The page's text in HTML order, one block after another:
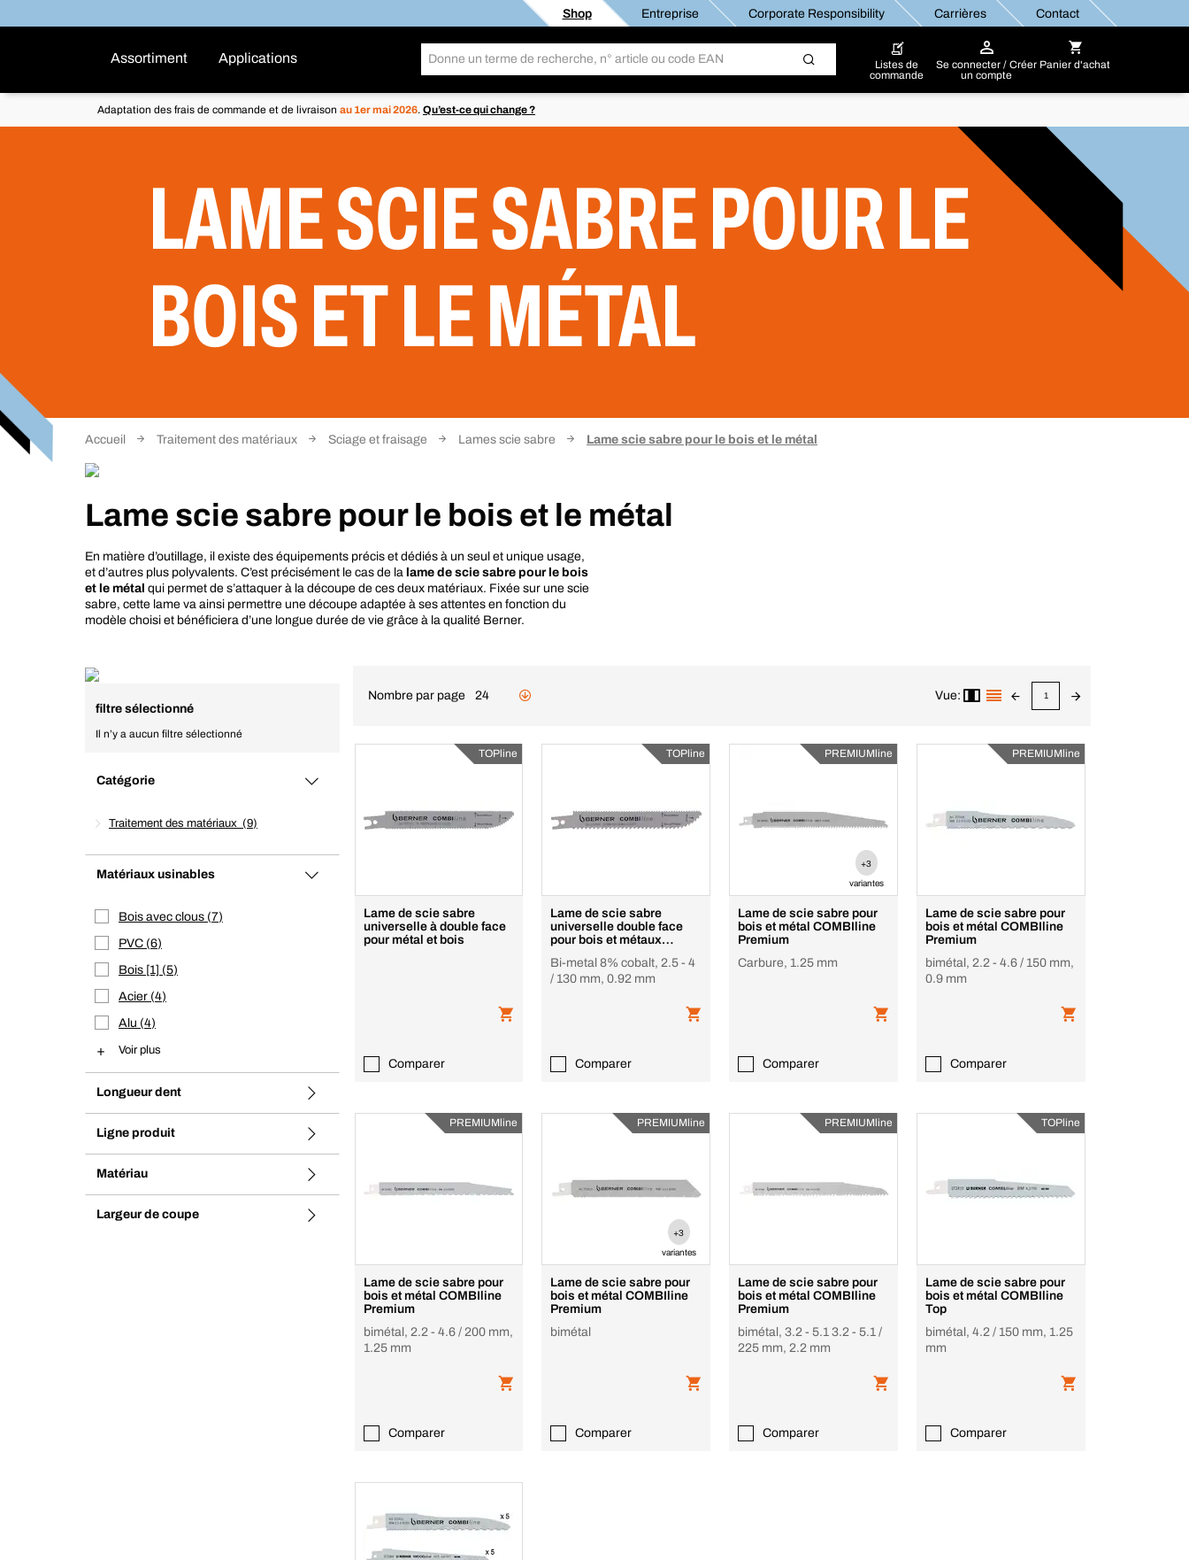
Shop Entreprise Corporate Responsibility Carrières Contact
Assortiment Applications
Listes de
commande
Se connecter / Créer
un compte
Panier d'achat
Adaptation des frais de commande et de livraison au 1er mai 2026. Qu’est-ce qui change ?
LAME SCIE SABRE POUR LE
BOIS ET LE MÉTAL
Accueil Traitement des matériaux Sciage et fraisage Lames scie sabre Lame scie sabre pour le bois et le métal
Lame scie sabre pour le bois et le métal
En matière d’outillage, il existe des équipements précis et dédiés à un seul et unique usage,
et d’autres plus polyvalents. C’est précisément le cas de la lame de scie sabre pour le bois
et le métal qui permet de s’attaquer à la découpe de ces deux matériaux. Fixée sur une scie
sabre, cette lame va ainsi permettre une découpe adaptée à ses attentes en fonction du
modèle choisi et bénéficiera d’une longue durée de vie grâce à la qualité Berner.
filtre sélectionné
Il n’y a aucun filtre sélectionné
Catégorie
Traitement des matériaux 9
Matériaux usinables
Bois avec clous 7
PVC 6
Bois [1]
5
Acier 4
Alu 4
Voir plus
Longueur dent
Ligne produit
Matériau
Largeur de coupe
Nombre par page 24 Vue: 1
TOPline
Lame de scie sabre
universelle à double face
pour métal et bois
Comparer
TOPline
Lame de scie sabre
universelle double face
pour bois et métaux
Bi-metal 8% cobalt, 2.5 - 4
/ 130 mm, 0.92 mm
Comparer
PREMIUMline
+3
variantes
Lame de scie sabre pour
bois et métal COMBIline
Premium
Carbure, 1.25 mm
Comparer
PREMIUMline
Lame de scie sabre pour
bois et métal COMBIline
Premium
bimétal, 2.2 - 4.6 / 150 mm,
0.9 mm
Comparer
PREMIUMline
Lame de scie sabre pour
bois et métal COMBIline
Premium
bimétal, 2.2 - 4.6 / 200 mm,
1.25 mm
Comparer
PREMIUMline
+3
variantes
Lame de scie sabre pour
bois et métal COMBIline
Premium
bimétal
Comparer
PREMIUMline
Lame de scie sabre pour
bois et métal COMBIline
Premium
bimétal, 3.2 - 5.1 3.2 - 5.1 /
225 mm, 2.2 mm
Comparer
TOPline
Lame de scie sabre pour
bois et métal COMBIline
Top
bimétal, 4.2 / 150 mm, 1.25
mm
Comparer